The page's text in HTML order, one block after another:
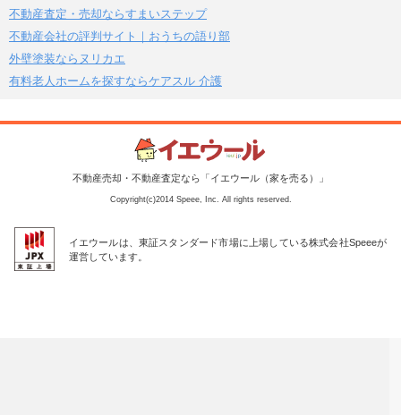
不動産査定・売却ならすまいステップ
不動産会社の評判サイト｜おうちの語り部
外壁塗装ならヌリカエ
有料老人ホームを探すならケアスル 介護
不動産売却・不動産査定なら「イエウール（家を売る）」
Copyright(c)2014 Speee, Inc. All rights reserved.
イエウールは、東証スタンダード市場に上場している株式会社Speeeが
運営しています。